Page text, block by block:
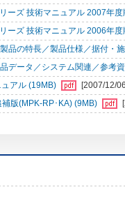
ーズ 技術マニュアル 2007年
ーズ 技術マニュアル 2006年
品の特長／製品仕様／据付・
データ／システム関連／参考
アル (19MB)
[2007/12/
版(MPK-RP･KA) (9MB)